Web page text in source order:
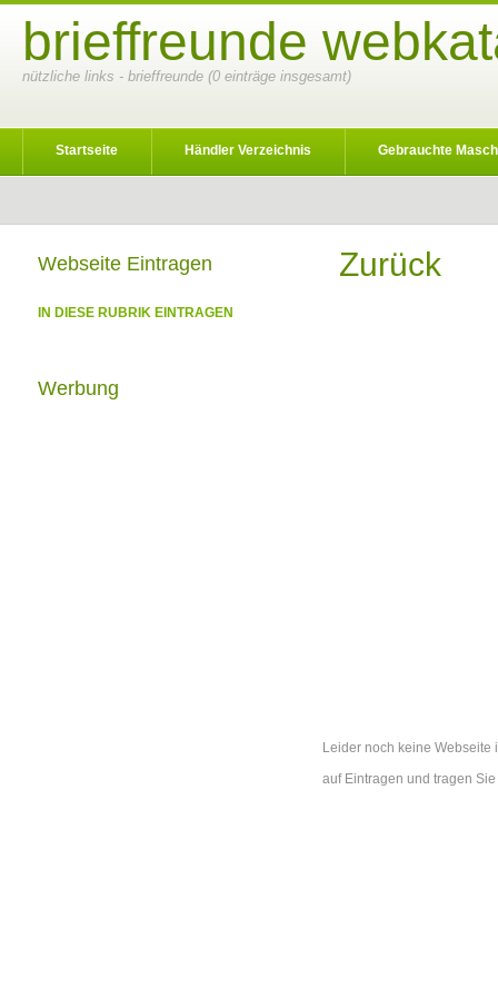
brieffreunde
nützliche links - brieffreunde (0 einträge insgesamt)
Startseite Händler Verzeichnis Gebrauchte
Zurück
Leider noch keine
auf Eintragen und tragen
Webseite Eintragen
IN DIESE RUBRIK EINTRAGEN
Werbung